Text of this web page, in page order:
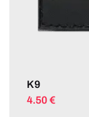
K9
4.50 €